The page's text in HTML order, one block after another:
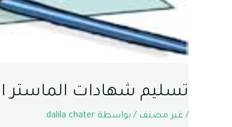
تسليم شهادات الماستر
/ غير مصنف / بواسطة dalila chater